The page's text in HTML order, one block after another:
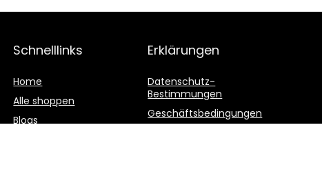
Schnelllinks
Home
Alle shoppen
Blogs
Erklärungen
Datenschutz-
Bestimmungen
Geschäftsbedingungen